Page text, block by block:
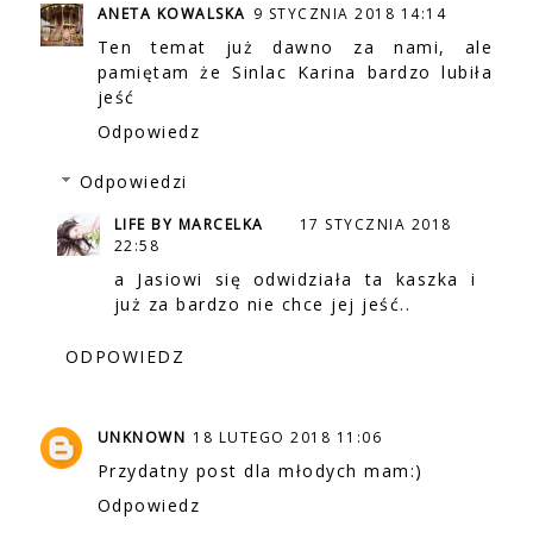
ANETA KOWALSKA 9 STYCZNIA 2018 14:14
Ten temat już dawno za nami, ale
pamiętam że Sinlac Karina bardzo lubiła
jeść
Odpowiedz
Odpowiedzi
LIFE BY MARCELKA
17 STYCZNIA 2018
22:58
a Jasiowi się odwidziała ta kaszka i
już za bardzo nie chce jej jeść..
ODPOWIEDZ
UNKNOWN 18 LUTEGO 2018 11:06
Przydatny post dla młodych mam:)
Odpowiedz